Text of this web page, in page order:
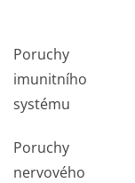
Poruchy
imunitního
systému
Poruchy
nervového